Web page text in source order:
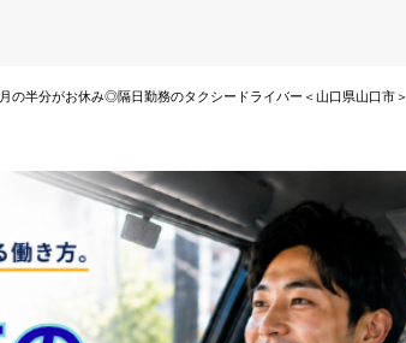
月の半分がお休み◎隔日勤務のタクシードライバー＜山口県山口市＞